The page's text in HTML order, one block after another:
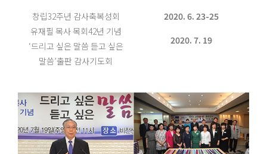
창립32주년 감사축복성회
2020. 6. 23-25
유재필 목사 목회42년 기념
‘드리고 싶은 말씀 듣고 싶은
말씀’출판 감사기도회
2020. 7. 19